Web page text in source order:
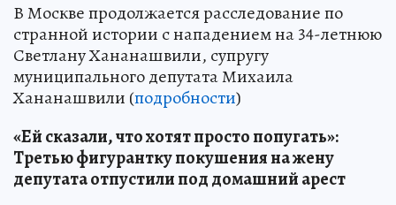
В Москве продолжается расследование по
странной истории с нападением на 34-летнюю
Светлану Хананашвили, супругу
муниципального депутата Михаила
Хананашвили (подробности)
«Ей сказали, что хотят просто попугать»:
Третью фигурантку покушения на жену
депутата отпустили под домашний арест